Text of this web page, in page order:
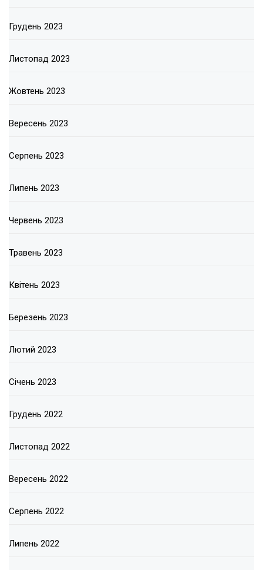
Грудень 2023
Листопад 2023
Жовтень 2023
Вересень 2023
Серпень 2023
Липень 2023
Червень 2023
Травень 2023
Квітень 2023
Березень 2023
Лютий 2023
Січень 2023
Грудень 2022
Листопад 2022
Вересень 2022
Серпень 2022
Липень 2022